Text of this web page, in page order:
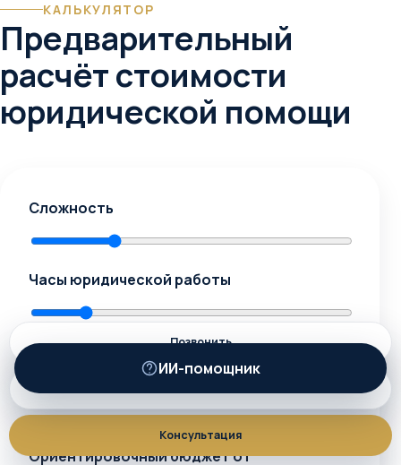
КАЛЬКУЛЯТОР
Предварительный
расчёт стоимости
юридической помощи
Сложность
Часы юридической работы
Количество документов
Ориентировочный бюджет от
Позвонить
Консультация
ИИ
ИИ-помощник